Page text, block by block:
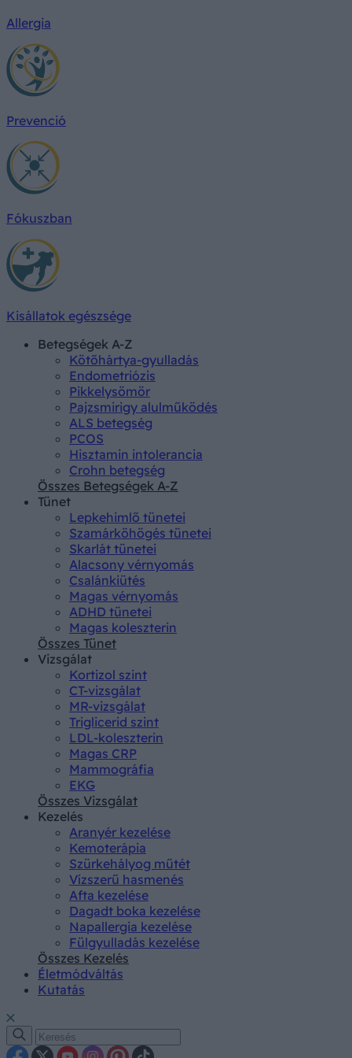
Allergia
Prevenció
Fókuszban
Kisállatok egészsége
Betegségek A-Z
Kötőhártya-gyulladás
Endometriózis
Pikkelysömör
Pajzsmirigy alulműködés
ALS betegség
PCOS
Hisztamin intolerancia
Crohn betegség
Összes Betegségek A-Z
Tünet
Lepkehimlő tünetei
Szamárköhögés tünetei
Skarlát tünetei
Alacsony vérnyomás
Csalánkiütés
Magas vérnyomás
ADHD tünetei
Magas koleszterin
Összes Tünet
Vizsgálat
Kortizol szint
CT-vizsgálat
MR-vizsgálat
Triglicerid szint
LDL-koleszterin
Magas CRP
Mammográfia
EKG
Összes Vizsgálat
Kezelés
Aranyér kezelése
Kemoterápia
Szürkehályog műtét
Vízszerű hasmenés
Afta kezelése
Dagadt boka kezelése
Napallergia kezelése
Fülgyulladás kezelése
Összes Kezelés
Életmódváltás
Kutatás